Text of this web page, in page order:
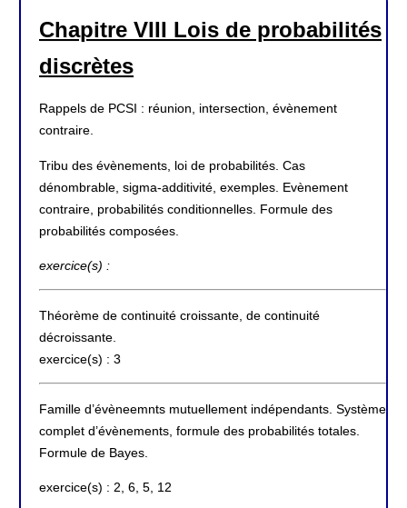
Chapitre VIII Lois de probabilités
discrètes
Rappels de PCSI : réunion, intersection, évènement
contraire.
Tribu des évènements, loi de probabilités. Cas
dénombrable, sigma-additivité, exemples. Evènement
contraire, probabilités conditionnelles. Formule des
probabilités composées.
exercice(s) :
Théorème de continuité croissante, de continuité
décroissante.
exercice(s) : 3
Famille d’évèneemnts mutuellement indépendants. Système
complet d’évènements, formule des probabilités totales.
Formule de Bayes.
exercice(s) : 2, 6, 5, 12